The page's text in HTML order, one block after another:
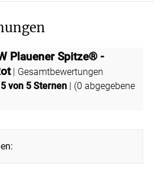
Plauener Spitze® -
| Gesamtbewertungen
5von 5 Sternen | (0 abgegebene